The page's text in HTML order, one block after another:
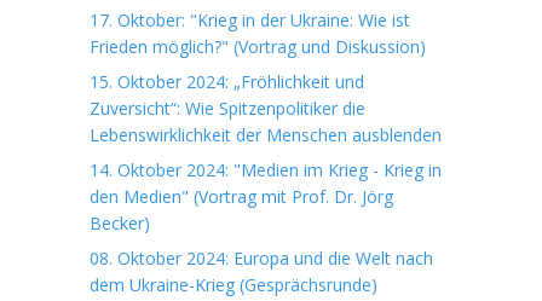
17. Oktober: "Krieg in der Ukraine: Wie ist
Frieden möglich?" (Vortrag und Diskussion)
15. Oktober 2024: „Fröhlichkeit und
Zuversicht“: Wie Spitzenpolitiker die
Lebenswirklichkeit der Menschen ausblenden
14. Oktober 2024: "Medien im Krieg - Krieg in
den Medien" (Vortrag mit Prof. Dr. Jörg
Becker)
08. Oktober 2024: Europa und die Welt nach
dem Ukraine-Krieg (Gesprächsrunde)